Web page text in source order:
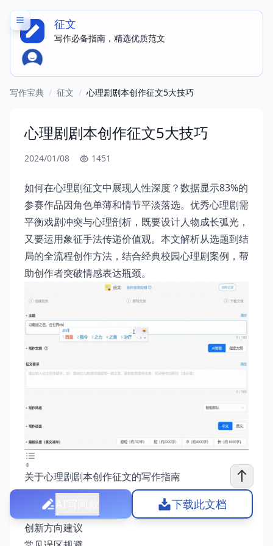
征文
写作必备指南，精选优质范文
写作宝典 / 征文 / 心理剧剧本创作征文5大技巧
心理剧剧本创作征文5大技巧
2024/01/08 1451
如何在心理剧征文中展现人性深度？数据显示83%的
参赛作品因角色单薄和情节平淡落选。优秀心理剧需
平衡戏剧冲突与心理剖析，既要设计人物成长弧光，
又要运用象征手法传递价值观。本文解析从选题到结
局的全流程创作方法，结合经典校园心理剧案例，帮
助创作者突破情感表达瓶颈。
关于心理剧剧本创作征文的写作指南
写作思路构建
进阶写作技巧
创新方向建议
下载此文档